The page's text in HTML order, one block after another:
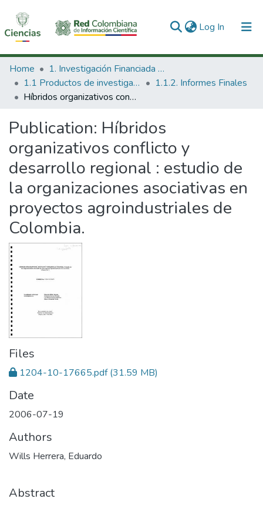
Log In (current)
Communities & Collections
All of DSpace
Home
1. Investigación Financiada con Recursos Públicos
1.1 Productos de investigación
1.1.2. Informes Finales
Híbridos organizativos conflicto y desarrollo regional : estudio de la organizaciones asociativas en proyectos agroindustriales de Colombia.
Publication: Híbridos
organizativos conflicto y
desarrollo regional : estudio de
la organizaciones asociativas en
proyectos agroindustriales de
Colombia.
Files
1204-10-17665.pdf(31.59 MB)
Date
2006-07-19
Authors
Wills Herrera, Eduardo
Abstract